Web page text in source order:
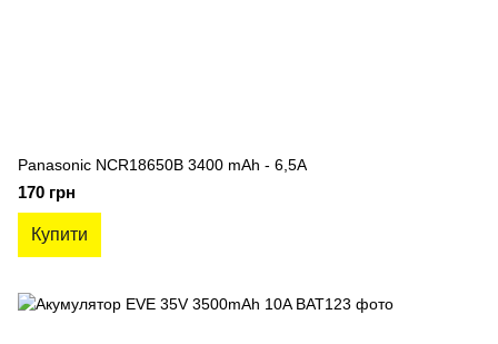
Panasonic NCR18650B 3400 mAh - 6,5А
170 грн
Купити